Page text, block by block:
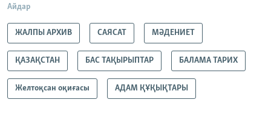
Айдар
ЖАЛПЫ АРХИВ САЯСАТ МӘДЕНИЕТ
ҚАЗАҚСТАН БАС ТАҚЫРЫПТАР БАЛАМА ТАРИХ
Желтоқсан оқиғасы АДАМ ҚҰҚЫҚТАРЫ